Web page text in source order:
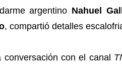
argentino Nahuel
, compartió detalles
conversación con el canal